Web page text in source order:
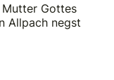
Gottes
Allpach negst